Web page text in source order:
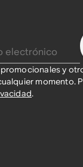
y
momento.
.​